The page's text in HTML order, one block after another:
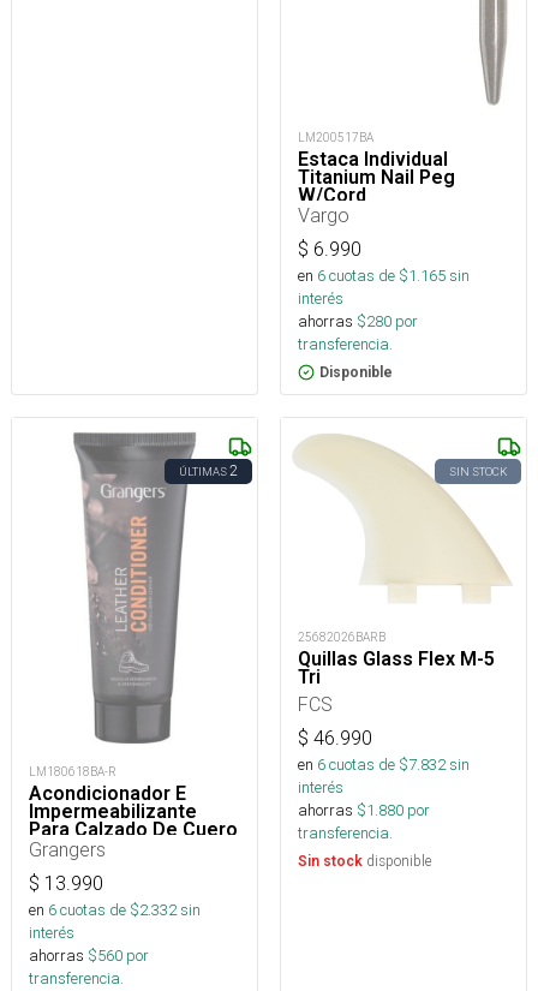
LM200517BA
Estaca Individual
Titanium Nail Peg
W/Cord
Vargo
$ 6.990
en 6cuotas de $1.165sin
interés
ahorras $280 por
transferencia.
Disponible
ÚLTIMAS2
LM180618BA-R
Acondicionador E
Impermeabilizante
Para Calzado De Cuero
75 Ml
Grangers
$ 13.990
en 6cuotas de $2.332sin
interés
ahorras $560 por
transferencia.
SIN STOCK
25682026BARB
Quillas Glass Flex M-5
Tri
FCS
$ 46.990
en 6cuotas de $7.832sin
interés
ahorras $1.880 por
transferencia.
Sin stock disponible